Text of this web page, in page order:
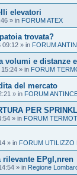
elevatori
» in FORUM ATEX
trovata?
09:12 » in FORUM
volumi e distanze
» in FORUM
del mercato
» in FORUM
PER
» in FORUM
» in FORUM UTILIZZO
rilevante EPgl,nren
» in Regione